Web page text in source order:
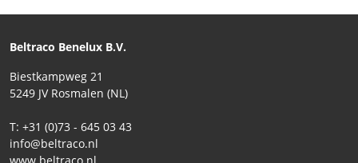
Beltraco Benelux B.V.
Biestkampweg 21
5249 JV Rosmalen (NL)
T: +31 (0)73 - 645 03 43
info@beltraco.nl